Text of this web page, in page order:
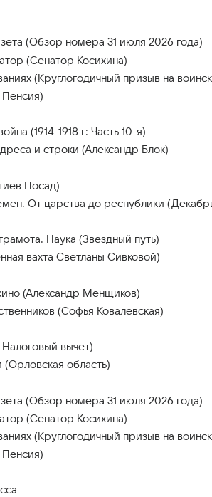
(Обзор номера 31 июля 2026 года)
(Сенатор Косихина)
(Круглогодичный призыв на
(1914-1918 г: Часть 10-я)
и строки (Александр Блок)
Посад)
От царства до республики
Наука (Звездный путь)
вахта Светланы Сивковой)
(Александр Менщиков)
(Софья Ковалевская)
вычет)
область)
(Обзор номера 31 июля 2026 года)
(Сенатор Косихина)
(Круглогодичный призыв на